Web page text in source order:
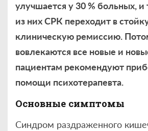
улучшается у 30 % больных, и
из них СРК переходит в
клиническую ремиссию.
вовлекаются все новые и
пациентам рекомендуют
помощи психотерапевта.
Основные симптомы
Синдром раздраженного